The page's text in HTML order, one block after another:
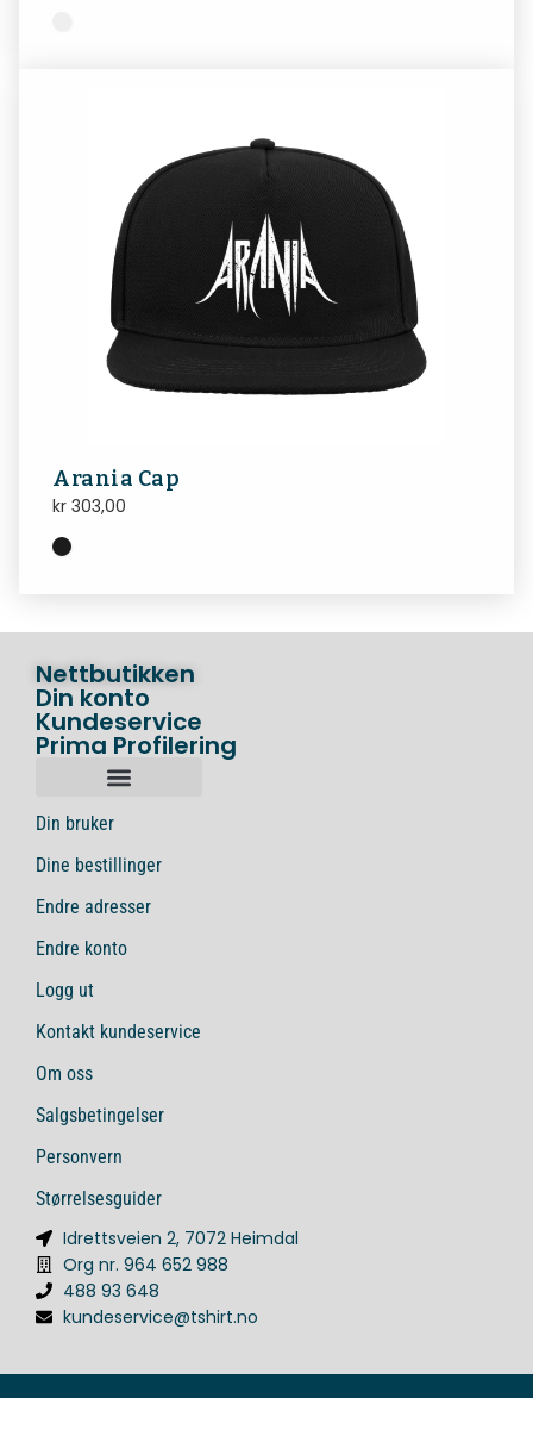
Arania Cap
kr 303,00
Nettbutikken
Din konto
Kundeservice
Prima Profilering
Din bruker
Dine bestillinger
Endre adresser
Endre konto
Logg ut
Kontakt kundeservice
Om oss
Salgsbetingelser
Personvern
Størrelsesguider
Idrettsveien 2, 7072 Heimdal
Org nr. 964 652 988
488 93 648
kundeservice@tshirt.no